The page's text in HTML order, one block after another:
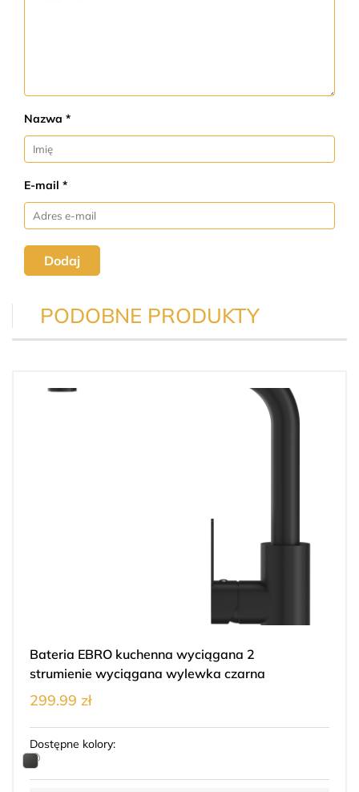
Nazwa *
E-mail *
Dodaj
PODOBNE PRODUKTY
Bateria EBRO kuchenna wyciągana 2
strumienie wyciągana wylewka czarna
299.99 zł
Dostępne kolory: